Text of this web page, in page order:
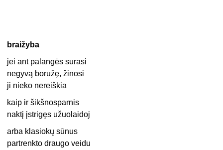
braižyba
jei ant palangės surasi
negyvą boružę, žinosi
ji nieko nereiškia
kaip ir šikšnosparnis
naktį įstrigęs užuolaidoj
arba klasiokų sūnus
partrenkto draugo veidu